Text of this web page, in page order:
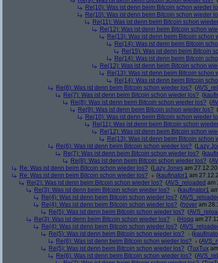
Re(10): Was ist denn beim Bitcoin schon wieder
Re(10): Was ist denn beim Bitcoin schon wieder
Re(11): Was ist denn beim Bitcoin schon
Re(12): Was ist denn beim Bitcoin schon
Re(13): Was ist denn beim Bitcoin schon
Re(14): Was ist denn beim Bitcoin
Re(15): Was ist denn beim Bitcoin
Re(14): Was ist denn beim Bitcoin
Re(12): Was ist denn beim Bitcoin schon
Re(13): Was ist denn beim Bitcoin schon
Re(14): Was ist denn beim Bitcoin
Re(6): Was ist denn beim Bitcoin schon wieder los? (
Re(7): Was ist denn beim Bitcoin schon wieder los? (
Re(8): Was ist denn beim Bitcoin schon wieder los? (
Re(9): Was ist denn beim Bitcoin schon wieder los? (
Re(10): Was ist denn beim Bitcoin schon wieder
Re(11): Was ist denn beim Bitcoin schon
Re(12): Was ist denn beim Bitcoin schon
Re(13): Was ist denn beim Bitcoin schon
Re(6): Was ist denn beim Bitcoin schon wieder los? (Lazy
Re(7): Was ist denn beim Bitcoin schon wieder los? (
Re(8): Was ist denn beim Bitcoin schon wieder los? (
Re: Was ist denn beim Bitcoin schon wieder los? (Lazy Jones am
Re: Was ist denn beim Bitcoin schon wieder los?
(kaufinator1 am
Re(2): Was ist denn beim Bitcoin schon wieder los? (AVS_reloaded am
Re(3): Was ist denn beim Bitcoin schon wieder los?
(kaufinator1
Re(4): Was ist denn beim Bitcoin schon wieder los? (
Re(4): Was ist denn beim Bitcoin schon wieder los? (hover am
Re(5): Was ist denn beim Bitcoin schon wieder los? (
Re(3): Was ist denn beim Bitcoin schon wieder los?
(Hoqq am
Re(4): Was ist denn beim Bitcoin schon wieder los? (
Re(5): Was ist denn beim Bitcoin schon wieder los?
(
Re(6): Was ist denn beim Bitcoin schon wieder los?
(
Re(5): Was ist denn beim Bitcoin schon wieder los? (TuxTux
Re(6): Was ist denn beim Bitcoin schon wieder los? (